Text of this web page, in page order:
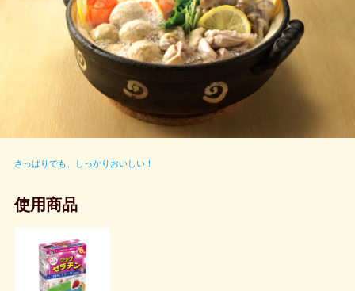
さっぱりでも、しっかりおいしい！
使用商品